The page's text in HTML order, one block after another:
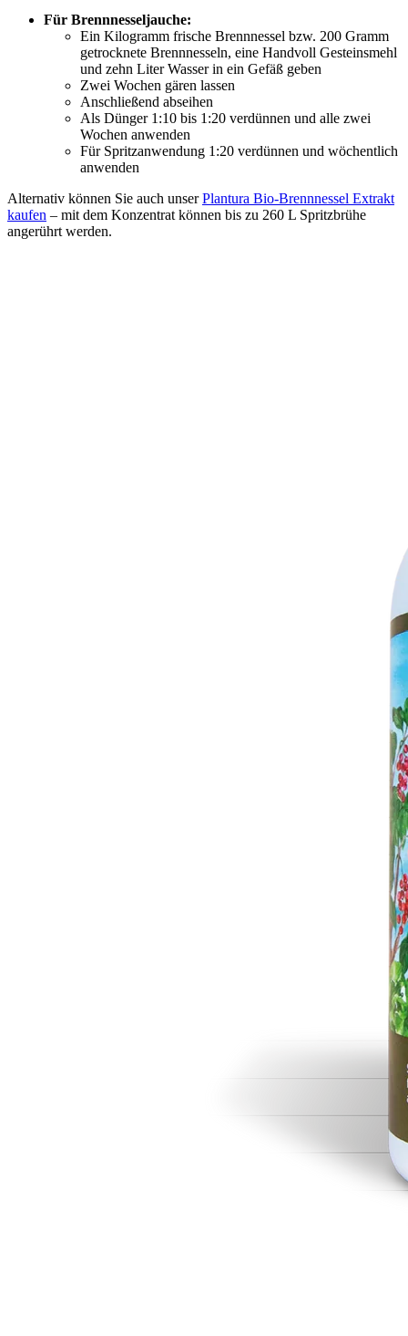
Für Brennnesseljauche:
Ein Kilogramm frische Brennnessel bzw. 200 Gramm
getrocknete Brennnesseln, eine Handvoll Gesteinsmehl
und zehn Liter Wasser in ein Gefäß geben
Zwei Wochen gären lassen
Anschließend abseihen
Als Dünger 1:10 bis 1:20 verdünnen und alle zwei
Wochen anwenden
Für Spritzanwendung 1:20 verdünnen und wöchentlich
anwenden
Alternativ können Sie auch unserPlantura Bio-Brennnessel Extrakt
kaufen – mit dem Konzentrat können bis zu 260 L Spritzbrühe
angerührt werden.